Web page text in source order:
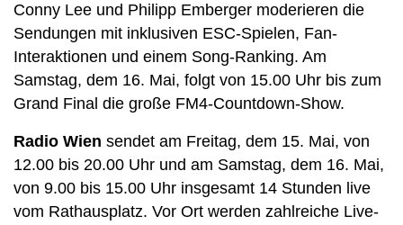
Conny Lee und Philipp Emberger moderieren die
Sendungen mit inklusiven ESC-Spielen, Fan-
Interaktionen und einem Song-Ranking. Am
Samstag, dem 16. Mai, folgt von 15.00 Uhr bis zum
Grand Final die große FM4-Countdown-Show.
Radio Wien sendet am Freitag, dem 15. Mai, von
12.00 bis 20.00 Uhr und am Samstag, dem 16. Mai,
von 9.00 bis 15.00 Uhr insgesamt 14 Stunden live
vom Rathausplatz. Vor Ort werden zahlreiche Live-